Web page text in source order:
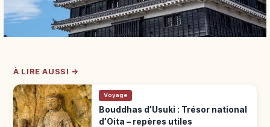
À LIRE AUSSI →
Voyage
Bouddhas d’Usuki : Trésor national
d’Oita – repères utiles